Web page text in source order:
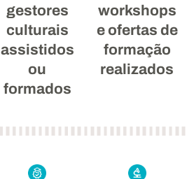
gestores
culturais
assistidos
ou
formados
workshops
e ofertas de
formação
realizados